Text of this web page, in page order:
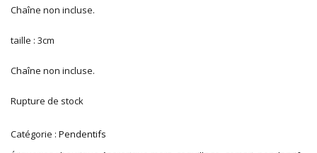
Chaîne non incluse.
taille : 3cm
Chaîne non incluse.
Rupture de stock
Catégorie : Pendentifs